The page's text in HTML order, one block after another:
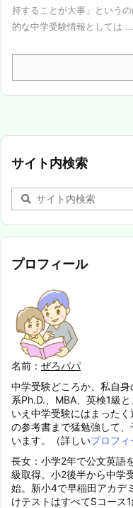
持することが大事」という
的な中学受験情報としては ...
サイト内検索
プロフィール
名前： ぜろパパ
中学受験どころか、私自
系Ph.D.、MBA、英検1級
いえ中学受験にはまった
の参考書まで猛勉強して
います。（詳しいプロフィ
長女：小学2年で公文英語
級取得。小2後半から中学
始。新小4で早稲田アカデ
けテストはすべてSコース